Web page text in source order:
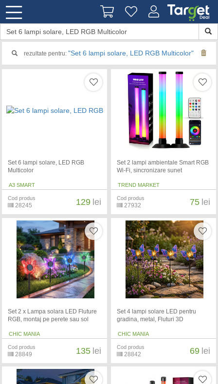
rezultate pentru: "Set 6 lampi solare, LED RGB Multicolor"
Set 6 lampi solare, LED RGB
Multicolor
A3 SMART
Cod produs
28245 129 lei
Set 2 lampi ambientale Smart RGB
Wi-Fi, sincronizare sunet
TREND MARKET
Cod produs
27932 75 lei
Set 2 x Lampa solara LED Fluture
RGB, montaj pe perete sau sol
CHIC MANIA
Cod produs
28849 135 lei
Set 4 lampi solare LED pentru
gradina, metal, Fluturi 3D
CHIC MANIA
Cod produs
28842 69 lei